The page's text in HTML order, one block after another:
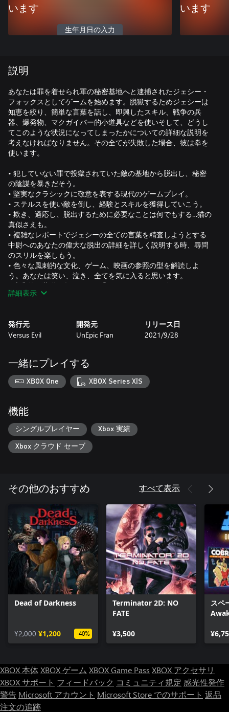
います
生年月日の入力
います
説明
あなたは罪を着せられ軍の秘密基地へと逮捕されたジェシー・
フォックスとしてゲームを始めます。脱獄するためジェシーは
知恵を絞り、簡単な言葉を話し、即興したスキル、戦争の兵
器、爆発物、マクガイバー的小道具などを使いそして、どうし
てこのような状況になってしまったかについての詳細な説明を
考えなければなりません。その全てが失敗した場合、彼は拳を
使います。
• 犯していない罪で投獄されていた敵の基地から脱出し、秘密
の陰謀を暴きだそう。
• 堅実なクラシックに敬意を表する現代のゲームプレイ。
• ステルスを使い敵を倒し、経験とスキルを獲得していこう。
• 欺き、適応し、脱出するために必要なことは何でもする…猫の
真似さえも。
• 複雑なレポートでジェシーの全ての言葉を精査しようとする
中尉へのあなたの偉大な脱出の詳細を詳しく説明する時、尋問
のスリルを楽しもう。
• 色々な風刺的な文化、ゲーム、映画の参照の型を解読しよ
う。あなたは笑い、泣き、全てを気に入ると思います。
• 古典的な装備を集めよう。「ピューピュー」と鳴るもの、
「ドカーン！」とする物を一つか二つ、「ボインボイン」後確
詳細表示
発行元
Versus Evil
開発元
UnEpic Fran
リリース日
2021/9/28
一緒にプレイする
XBOX One XBOX Series X|S
機能
シングルプレイヤー Xbox 実績
Xbox クラウド セーブ
その他のおすすめ すべて表示
Dead of Darkness
¥2,000 ¥1,200 -40%
Terminator 2D: NO
FATE
¥3,500
スペ
XBOX 本体XBOX ゲーム XBOX Game Pass XBOX アクセサリ
XBOX サポート フィードバック コミュニティ規定 感光性発作
警告 Microsoft アカウント Microsoft Store でのサポート 返品
注文の追跡